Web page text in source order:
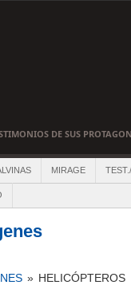
DE SUS
MIRAGE
» HELICÓPTEROS